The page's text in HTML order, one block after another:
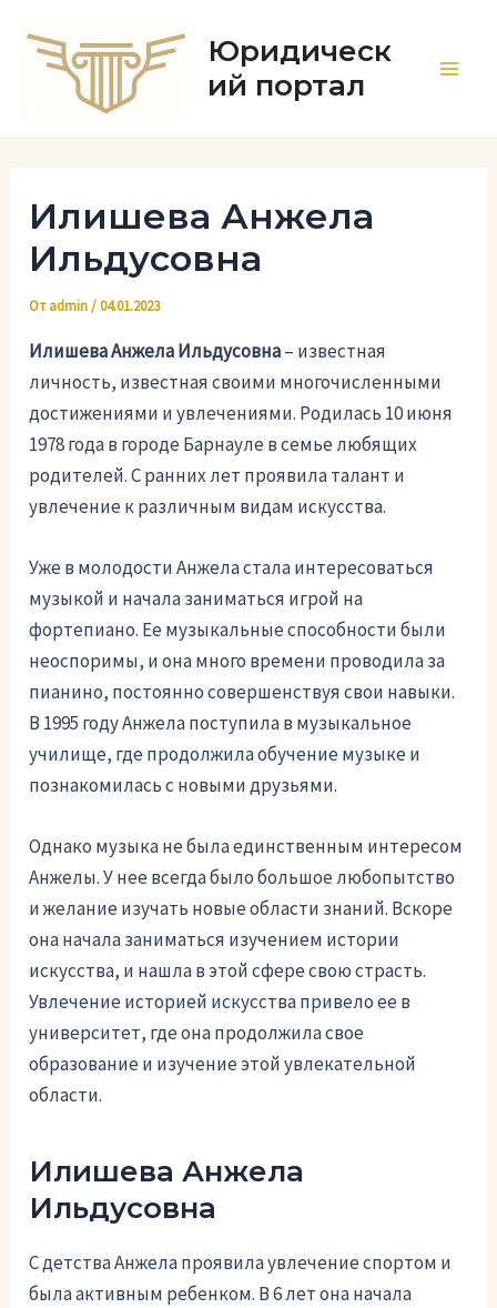
содержимому
Юридическ
ий портал
Илишева Анжела
Ильдусовна
Отadmin/04.01.2023
Илишева Анжела Ильдусовна– известная
личность, известная своими многочисленными
достижениями и увлечениями. Родилась 10 июня
1978 года в городе Барнауле в семье любящих
родителей. С ранних лет проявила талант и
увлечение к различным видам искусства.
Уже в молодости Анжела стала интересоваться
музыкой и начала заниматься игрой на
фортепиано. Ее музыкальные способности были
неоспоримы, и она много времени проводила за
пианино, постоянно совершенствуя свои навыки.
В 1995 году Анжела поступила в музыкальное
училище, где продолжила обучение музыке и
познакомилась с новыми друзьями.
Однако музыка не была единственным интересом
Анжелы. У нее всегда было большое любопытство
и желание изучать новые области знаний. Вскоре
она начала заниматься изучением истории
искусства, и нашла в этой сфере свою страсть.
Увлечение историей искусства привело ее в
университет, где она продолжила свое
образование и изучение этой увлекательной
области.
Илишева Анжела
Ильдусовна
С детства Анжела проявила увлечение спортом и
была активным ребенком. В 6 лет она начала